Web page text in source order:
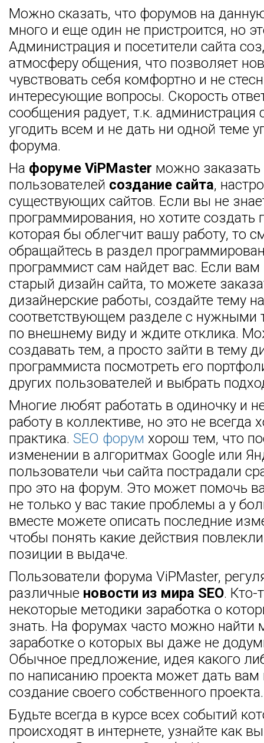
Можно сказать, что форумов на
много и еще один не пристроится, но
Администрация и посетители сайта
атмосферу общения, что позволяет
чувствовать себя комфортно и не
интересующие вопросы. Скорость
сообщения радует, т.к. администрация
угодить всем и не дать ни одной теме
форума.
На форуме ViPMaster можно
пользователей создание сайта,
существующих сайтов. Если вы не
программирования, но хотите создать
которая бы облегчит вашу работу, то
обращайтесь в раздел
программист сам найдет вас. Если вам
старый дизайн сайта, то можете
дизайнерские работы, создайте тему
соответствующем разделе с нужными
по внешнему виду и ждите отклика.
создавать тем, а просто зайти в тему
программиста посмотреть его
других пользователей и выбрать
Многие любят работать в одиночку и
работу в коллективе, но это не всегда
практика. SEO форум хорош тем, что
изменении в алгоритмах Google или
пользователи чьи сайта пострадали
про это на форум. Это может помочь
не только у вас такие проблемы а у
вместе можете описать последние
чтобы понять какие действия
позиции в выдаче.
Пользователи форума ViPMaster,
различные новости из мира SEO. Кто-
некоторые методики заработка о
знать. На форумах часто можно найти
заработке о которых вы даже не
Обычное предложение, идея какого
по написанию проекта может дать вам
создание своего собственного проекта.
Будьте всегда в курсе всех событий
происходят в интернете, узнайте как